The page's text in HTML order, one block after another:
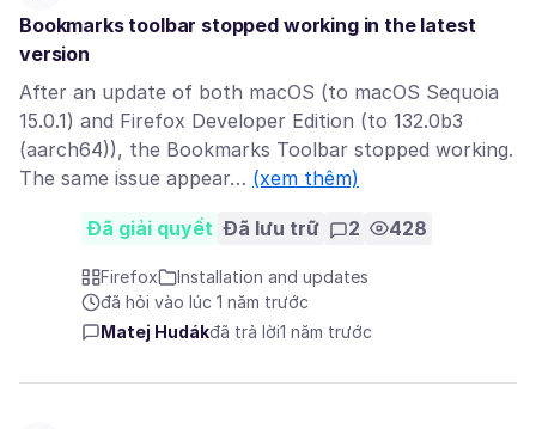
Bookmarks toolbar stopped working in the latest
version
After an update of both macOS (to macOS Sequoia
15.0.1) and Firefox Developer Edition (to 132.0b3
(aarch64)), the Bookmarks Toolbar stopped working.
The same issue appear… (xem thêm)
Đã giải quyết Đã lưu trữ 2 428
Firefox
Installation and updates
đã hỏi vào lúc 1 năm trước
Matej Hudákđã trả lời1 năm trước